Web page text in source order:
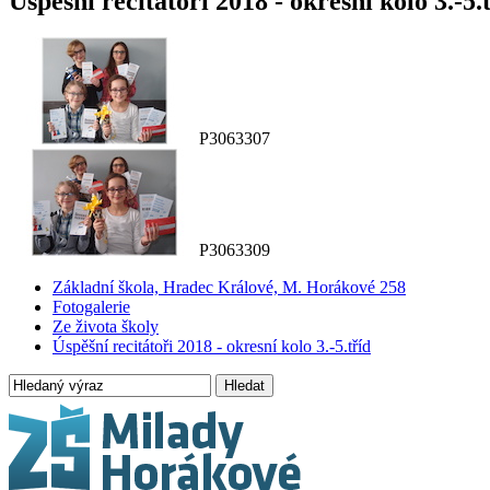
P3063307
P3063309
Základní škola, Hradec Králové, M. Horákové 258
Fotogalerie
Ze života školy
Úspěšní recitátoři 2018 - okresní kolo 3.-5.tříd
Hledat